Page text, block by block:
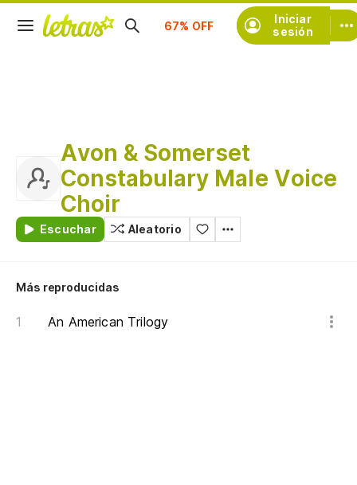
Iniciar
sesión
Suscríbete
Avon & Somerset
Constabulary Male Voice
Choir
Escuchar Aleatorio
Más reproducidas
An American Trilogy